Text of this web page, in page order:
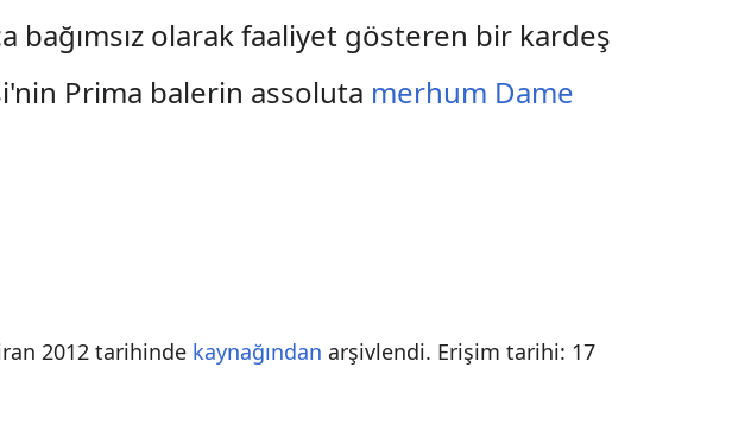
olarak faaliyet gösteren bir kardeş
Prima balerin assoluta merhum Dame
2012 tarihinde kaynağından arşivlendi. Erişim tarihi: 17